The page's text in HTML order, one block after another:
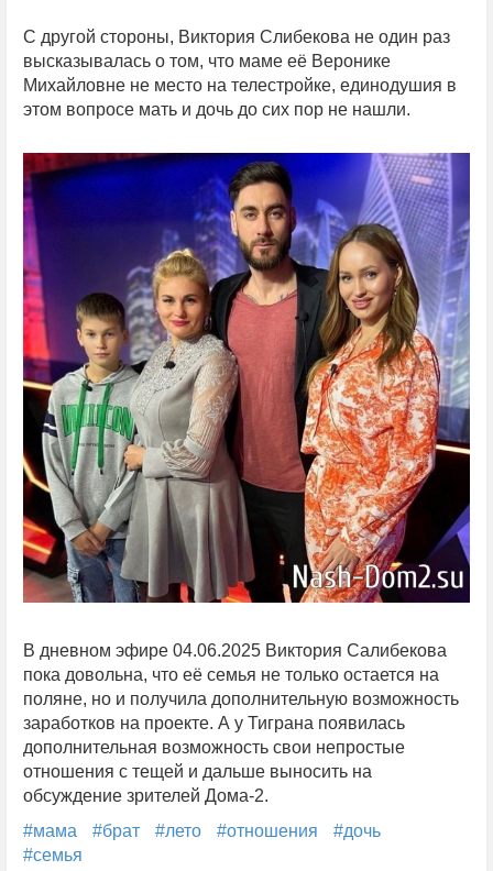
С другой стороны, Виктория Слибекова не один раз
высказывалась о том, что маме её Веронике
Михайловне не место на телестройке, единодушия в
этом вопросе мать и дочь до сих пор не нашли.
В дневном эфире 04.06.2025 Виктория Салибекова
пока довольна, что её семья не только остается на
поляне, но и получила дополнительную возможность
заработков на проекте. А у Тиграна появилась
дополнительная возможность свои непростые
отношения с тещей и дальше выносить на
обсуждение зрителей Дома-2.
#мама
#брат #лето #отношения
#дочь
#семья